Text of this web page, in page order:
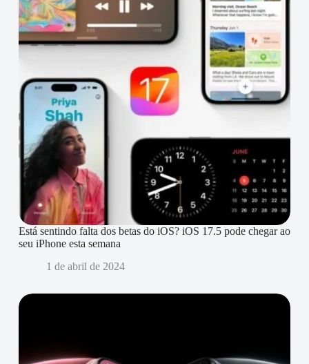
Está sentindo falta dos betas do iOS? iOS 17.5 pode chegar ao
seu iPhone esta semana
1 de abril de 2024